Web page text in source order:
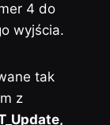
4 do
wyjścia.
tak
z